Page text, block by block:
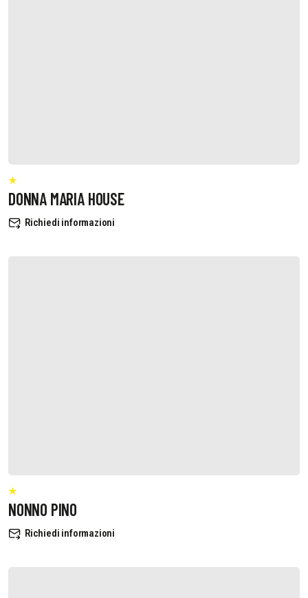
DONNA MARIA HOUSE
Richiedi informazioni
NONNO PINO
Richiedi informazioni